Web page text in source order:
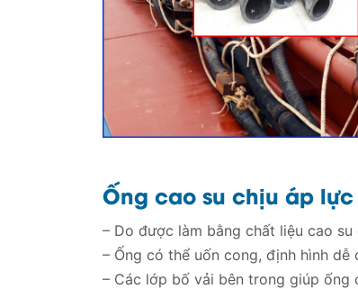
Ống cao su chịu áp
– Do được làm bằng chất liệu cao
– Ống có thể uốn cong, định hình dễ
– Các lớp bố vải bên trong giúp